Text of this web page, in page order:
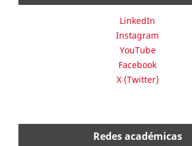
LinkedIn
Instagram
YouTube
Facebook
X (Twitter)
Redes académicas